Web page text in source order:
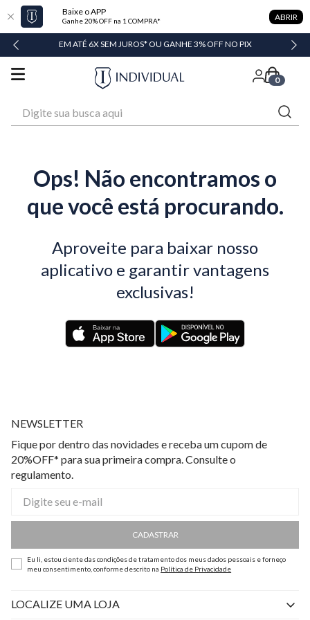
Baixe o APP
Ganhe 20% OFF na 1 COMPRA* ABRIR
EM ATÉ 6X SEM JUROS* OU GANHE 3% OFF NO PIX
0
Ops! Não encontramos o
que você está procurando.
Aproveite para baixar nosso
aplicativo e garantir vantagens
exclusivas!
NEWSLETTER
Fique por dentro das novidades e receba um cupom de
20%OFF* para sua primeira compra. Consulte o
regulamento.
CADASTRAR
Eu li, estou ciente das condições de tratamento dos meus dados pessoais e forneço
meu consentimento, conforme descrito na Política de Privacidade
LOCALIZE UMA LOJA